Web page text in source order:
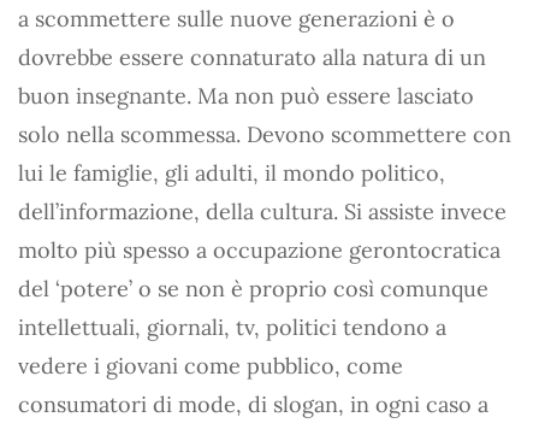
a scommettere sulle nuove generazioni è o
dovrebbe essere connaturato alla natura di un
buon insegnante. Ma non può essere lasciato
solo nella scommessa. Devono scommettere con
lui le famiglie, gli adulti, il mondo politico,
dell’informazione, della cultura. Si assiste invece
molto più spesso a occupazione gerontocratica
del ‘potere’ o se non è proprio così comunque
intellettuali, giornali, tv, politici tendono a
vedere i giovani come pubblico, come
consumatori di mode, di slogan, in ogni caso a